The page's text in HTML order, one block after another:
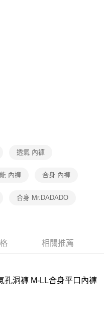
費
費
費
費
透氣 內褲
內褲 合身 內褲
合身 Mr.DADADO
相關推薦
孔洞褲 M-LL合身平口內褲